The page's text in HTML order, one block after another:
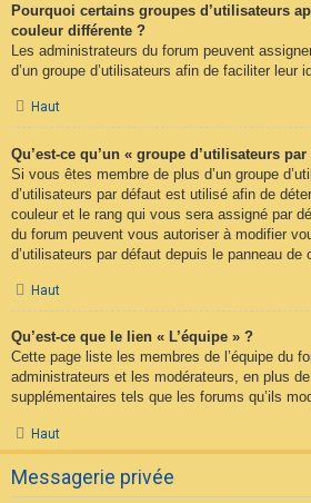
Pourquoi certains groupes d’utilisateurs
couleur différente ?
Les administrateurs du forum peuvent
d’un groupe d’utilisateurs afin de faciliter leur
Haut
Qu’est-ce qu’un « groupe d’utilisateurs
Si vous êtes membre de plus d’un groupe
d’utilisateurs par défaut est utilisé afin de
couleur et le rang qui vous sera assigné par
du forum peuvent vous autoriser à modifier
d’utilisateurs par défaut depuis le panneau de
Haut
Qu’est-ce que le lien « L’équipe » ?
Cette page liste les membres de l’équipe du
administrateurs et les modérateurs, en plus
supplémentaires tels que les forums qu’ils
Haut
Messagerie privée